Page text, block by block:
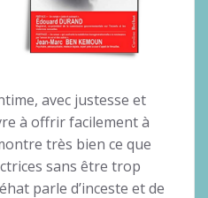
avec justesse et
à offrir facilement à
très bien ce que
sans être trop
parle d’inceste et de